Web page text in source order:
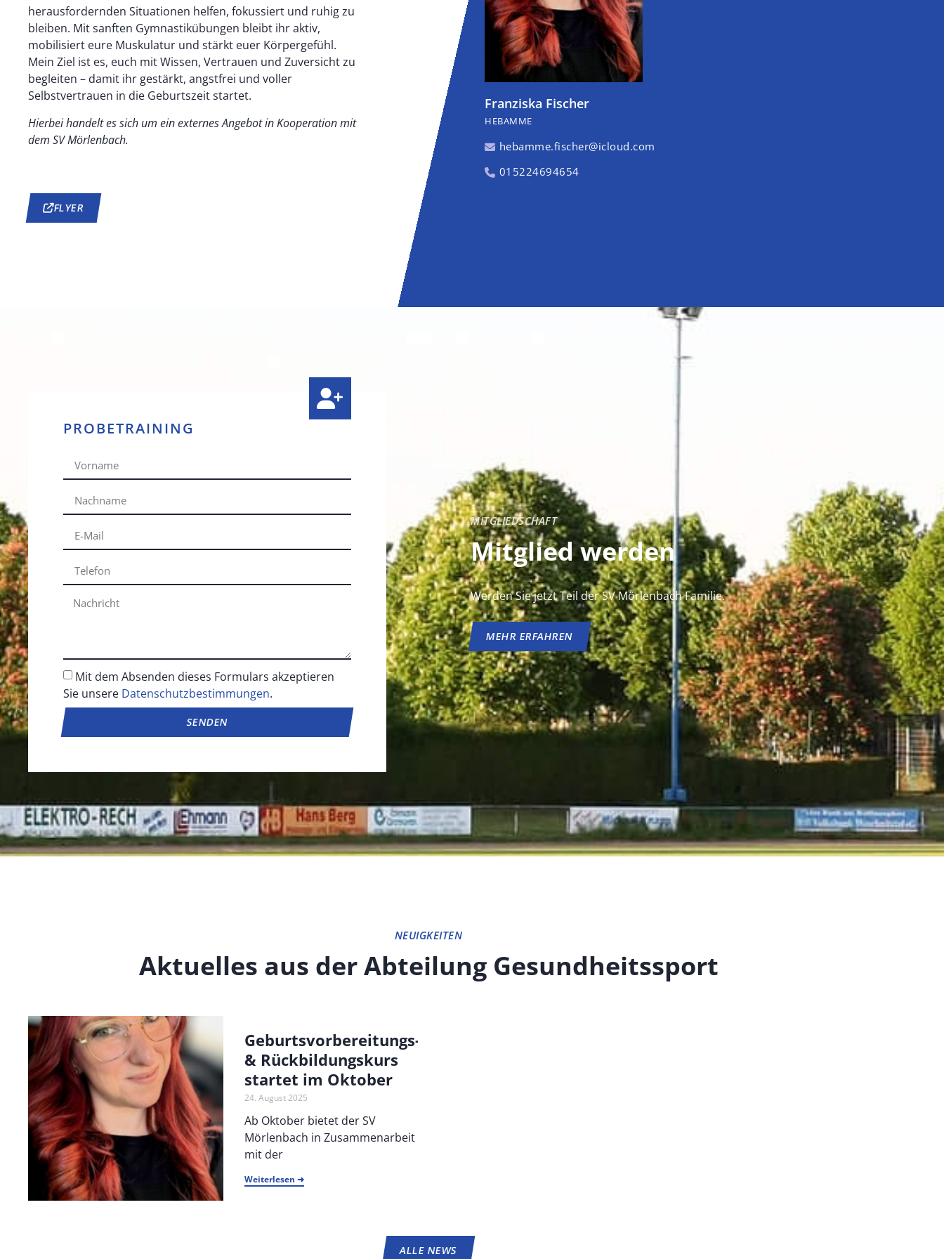
herausfordernden Situationen helfen, fokussiert und ruhig zu
bleiben. Mit sanften Gymnastikübungen bleibt ihr aktiv,
mobilisiert eure Muskulatur und stärkt euer Körpergefühl.
Mein Ziel ist es, euch mit Wissen, Vertrauen und Zuversicht zu
begleiten – damit ihr gestärkt, angstfrei und voller
Selbstvertrauen in die Geburtszeit startet.
Hierbei handelt es sich um ein externes Angebot in Kooperation mit
dem SV Mörlenbach.
FLYER
Franziska Fischer
HEBAMME
hebamme.fischer@icloud.com
015224694654
PROBETRAINING
Mit dem Absenden dieses Formulars akzeptieren
Sie unsere Datenschutzbestimmungen.
SENDEN
MITGLIEDSCHAFT
Mitglied werden
Werden Sie jetzt Teil der SV Mörlenbach Familie.
MEHR ERFAHREN
NEUIGKEITEN
Aktuelles aus der Abteilung Gesundheitssport
Geburtsvorbereitungs-
& Rückbildungskurs
startet im Oktober
24. August 2025
Ab Oktober bietet der SV
Mörlenbach in Zusammenarbeit
mit der
Weiterlesen ➜
ALLE NEWS